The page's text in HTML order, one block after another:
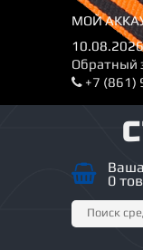
МОЙ
Обратный
+7 (861)
0